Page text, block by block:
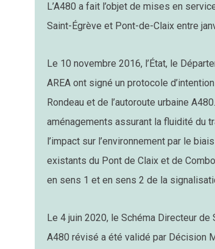
L’A480 a fait l’objet de mises en
Saint-Égrève et Pont-de-Claix entre
Le 10 novembre 2016, l’État, le
AREA ont signé un protocole
Rondeau et de l’autoroute urbaine
aménagements assurant la fluidité du
l’impact sur l’environnement par le
existants du Pont de Claix et de
en sens 1 et en sens 2 de la
Le 4 juin 2020, le Schéma Directeur
A480 révisé a été validé par Décision